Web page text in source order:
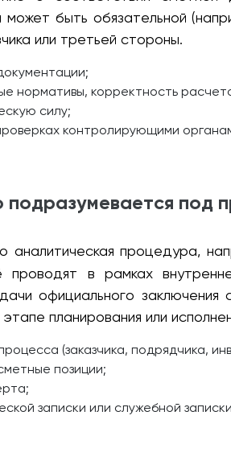
может быть обязательной
или третьей стороны.
нормативы, корректность
силу;
контролирующими
подразумевается под
аналитическая процедура,
в рамках
официального
планирования или
(заказчика, подрядчика,
позиции;
записки или служебной